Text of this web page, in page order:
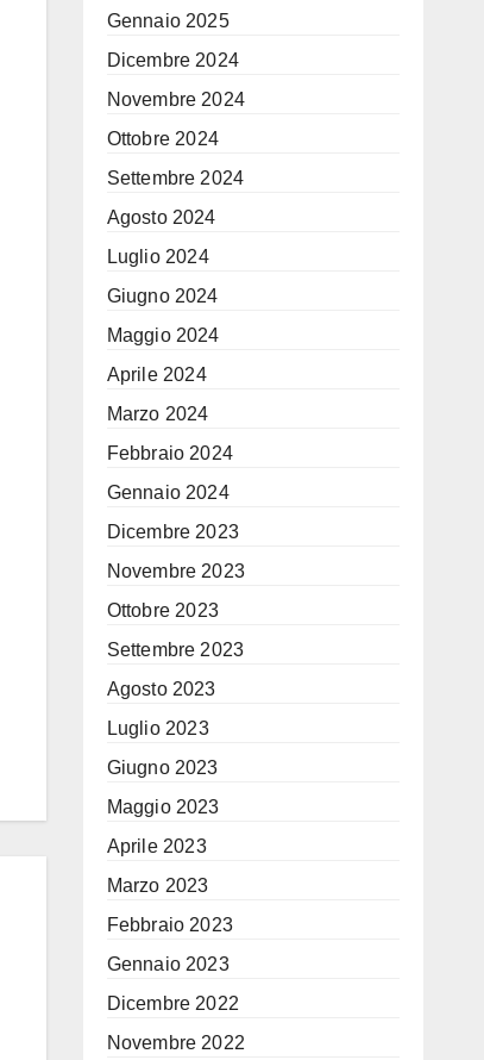
Gennaio 2025
Dicembre 2024
Novembre 2024
Ottobre 2024
Settembre 2024
Agosto 2024
Luglio 2024
Giugno 2024
Maggio 2024
Aprile 2024
Marzo 2024
Febbraio 2024
Gennaio 2024
Dicembre 2023
Novembre 2023
Ottobre 2023
Settembre 2023
Agosto 2023
Luglio 2023
Giugno 2023
Maggio 2023
Aprile 2023
Marzo 2023
Febbraio 2023
Gennaio 2023
Dicembre 2022
Novembre 2022